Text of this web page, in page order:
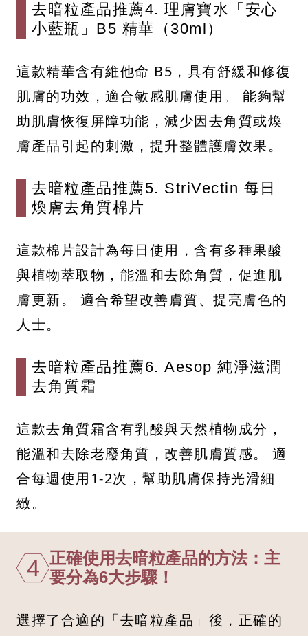
去暗粒產品推薦4. 理膚寶水「安心
小藍瓶」B5 精華（30ml）
這款精華含有維他命 B5，具有舒緩和修復
肌膚的功效，適合敏感肌膚使用。 能夠幫
助肌膚恢復屏障功能，減少因去角質或煥
膚產品引起的刺激，提升整體護膚效果。​
去暗粒產品推薦5. StriVectin 每日
煥膚去角質棉片
這款棉片設計為每日使用，含有多種果酸
與植物萃取物，能溫和去除角質，促進肌
膚更新。 適合希望改善膚質、提亮膚色的
人士。
去暗粒產品推薦6. Aesop 純淨滋潤
去角質霜
這款去角質霜含有乳酸與天然植物成分，
能溫和去除老廢角質，改善肌膚質感。 適
合每週使用1-2次，幫助肌膚保持光滑細
緻。​
4 正確使用去暗粒產品的方法：主
要分為6大步驟！
選擇了合適的「去暗粒產品」後，正確的